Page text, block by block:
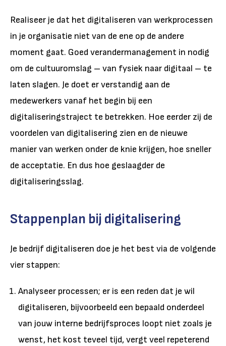
Realiseer je dat het digitaliseren van werkprocessen
in je organisatie niet van de ene op de andere
moment gaat. Goed verandermanagement in nodig
om de cultuuromslag – van fysiek naar digitaal – te
laten slagen. Je doet er verstandig aan de
medewerkers vanaf het begin bij een
digitaliseringstraject te betrekken. Hoe eerder zij de
voordelen van digitalisering zien en de nieuwe
manier van werken onder de knie krijgen, hoe sneller
de acceptatie. En dus hoe geslaagder de
digitaliseringsslag.
Stappenplan bij digitalisering
Je bedrijf digitaliseren doe je het best via de volgende
vier stappen:
Analyseer processen; er is een reden dat je wil
digitaliseren, bijvoorbeeld een bepaald onderdeel
van jouw interne bedrijfsproces loopt niet zoals je
wenst, het kost teveel tijd, vergt veel repeterend